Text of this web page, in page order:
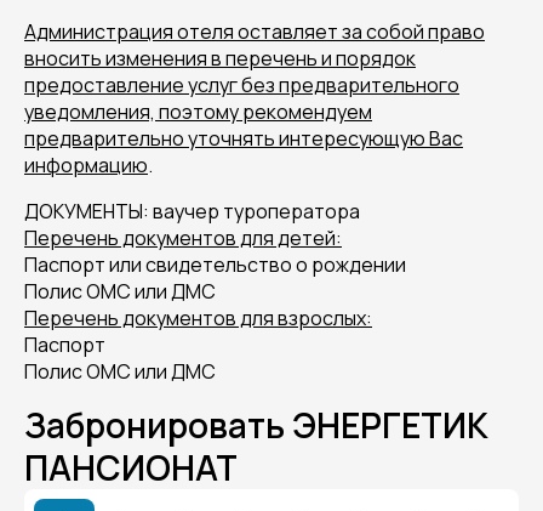
Администрация отеля оставляет за собой право
вносить изменения в перечень и порядок
предоставление услуг без предварительного
уведомления, поэтому рекомендуем
предварительно уточнять интересующую Вас
информацию.
ДОКУМЕНТЫ: ваучер туроператора
Перечень документов для детей:
Паспорт или свидетельство о рождении
Полис ОМС или ДМС
Перечень документов для взрослых:
Паспорт
Полис ОМС или ДМС
Забронировать ЭНЕРГЕТИК
ПАНСИОНАТ